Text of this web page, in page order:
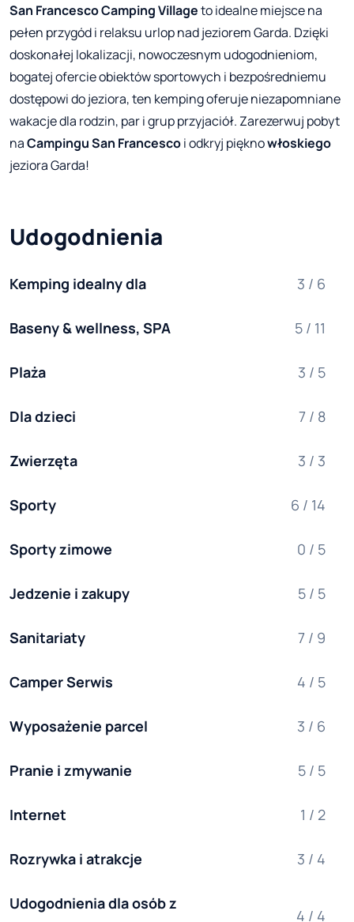
San Francesco Camping Villageto idealne miejsce na
pełen przygód i relaksu urlop nad jeziorem Garda. Dzięki
doskonałej lokalizacji, nowoczesnym udogodnieniom,
bogatej ofercie obiektów sportowych i bezpośredniemu
dostępowi do jeziora, ten kemping oferuje niezapomniane
wakacje dla rodzin, par i grup przyjaciół. Zarezerwuj pobyt
naCampingu San Francescoi odkryj pięknowłoskiego
jeziora Garda!
Udogodnienia
Kemping idealny dla 3 / 6
Baseny & wellness, SPA 5 / 11
Plaża 3 / 5
Dla dzieci 7 / 8
Zwierzęta 3 / 3
Sporty 6 / 14
Sporty zimowe 0 / 5
Jedzenie i zakupy 5 / 5
Sanitariaty 7 / 9
Camper Serwis 4 / 5
Wyposażenie parcel 3 / 6
Pranie i zmywanie 5 / 5
Internet 1 / 2
Rozrywka i atrakcje 3 / 4
Udogodnienia dla osób z
4 / 4